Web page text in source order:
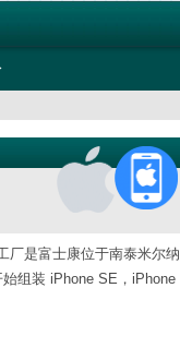
厂是富士康位于南泰米尔纳
组装 iPhone SE，iPhone